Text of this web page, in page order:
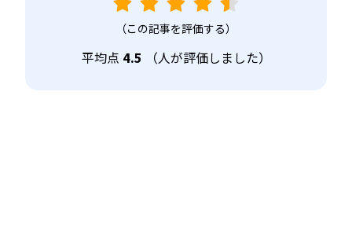
（この記事を評価する）
平均点 4.5 （人が評価しました）